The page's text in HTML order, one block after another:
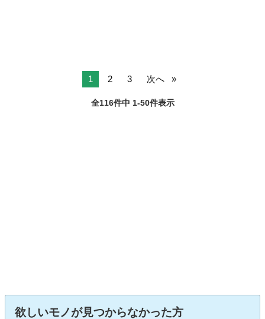
1 2 3 次へ
全116件中 1-50件表示
欲しいモノが見つからなかった方